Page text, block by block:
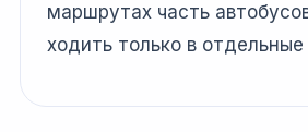
маршрутах часть
ходить только в